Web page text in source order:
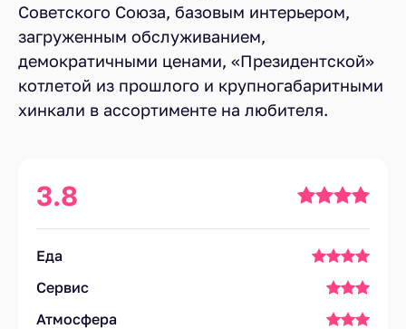
Советского Союза, базовым интерьером,
загруженным обслуживанием,
демократичными ценами, «Президентской»
котлетой из прошлого и крупногабаритными
хинкали в ассортименте на любителя.
3.8
Еда
Сервис
Атмосфера